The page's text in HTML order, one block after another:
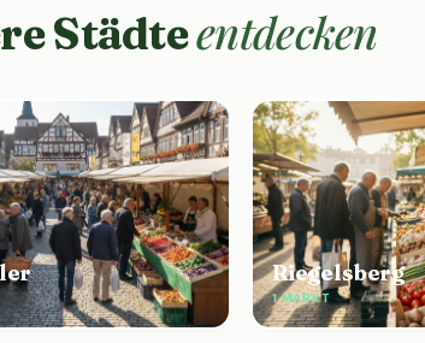
Städteentdecken
Riegelsberg
1 MARKT